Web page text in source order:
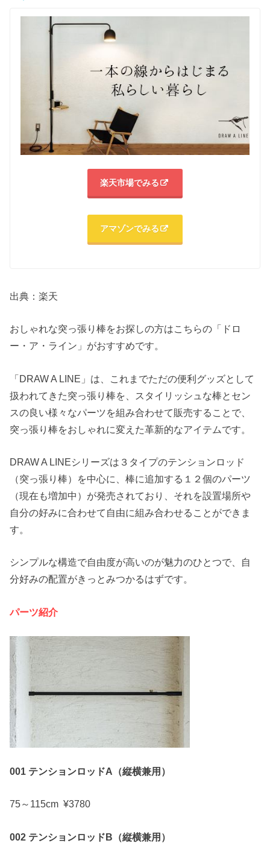
楽天市場でみる
アマゾンでみる
出典：楽天
おしゃれな突っ張り棒をお探しの方はこちらの「ドロ
ー・ア・ライン」がおすすめです。
「DRAW A LINE」は、これまでただの便利グッズとして
扱われてきた突っ張り棒を、スタイリッシュな棒とセン
スの良い様々なパーツを組み合わせて販売することで、
突っ張り棒をおしゃれに変えた革新的なアイテムです。
DRAW A LINEシリーズは３タイプのテンションロッド
（突っ張り棒）を中心に、棒に追加する１２個のパーツ
（現在も増加中）が発売されており、それを設置場所や
自分の好みに合わせて自由に組み合わせることができま
す。
シンプルな構造で自由度が高いのが魅力のひとつで、自
分好みの配置がきっとみつかるはずです。
パーツ紹介
001 テンションロッドA（縦横兼用）
75～115cm ¥3780
002 テンションロッドB（縦横兼用）